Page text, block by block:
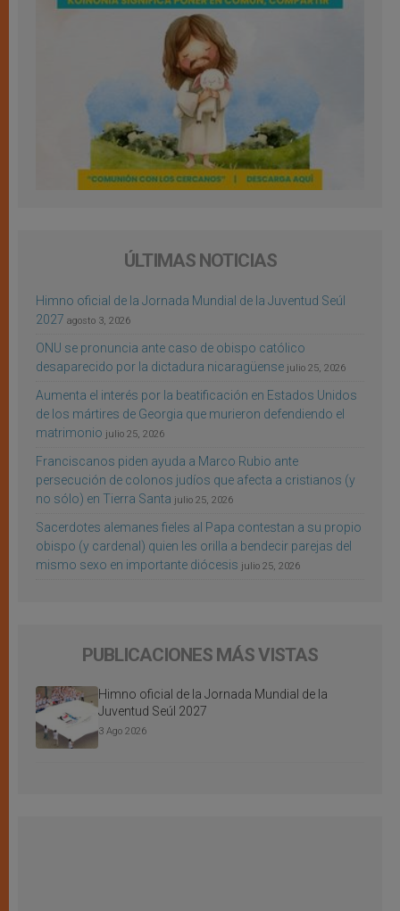
ÚLTIMAS NOTICIAS
Himno oficial de la Jornada Mundial de la Juventud Seúl
2027 agosto 3, 2026
ONU se pronuncia ante caso de obispo católico
desaparecido por la dictadura nicaragüense julio 25, 2026
Aumenta el interés por la beatificación en Estados Unidos
de los mártires de Georgia que murieron defendiendo el
matrimonio julio 25, 2026
Franciscanos piden ayuda a Marco Rubio ante
persecución de colonos judíos que afecta a cristianos (y
no sólo) en Tierra Santa julio 25, 2026
Sacerdotes alemanes fieles al Papa contestan a su propio
obispo (y cardenal) quien les orilla a bendecir parejas del
mismo sexo en importante diócesis julio 25, 2026
PUBLICACIONES MÁS VISTAS
Himno oficial de la Jornada Mundial de la
Juventud Seúl 2027
3 Ago 2026